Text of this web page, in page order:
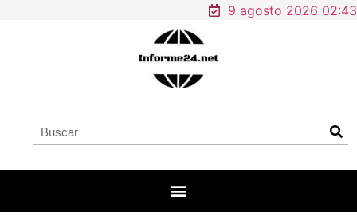
9 agosto 2026 02:43